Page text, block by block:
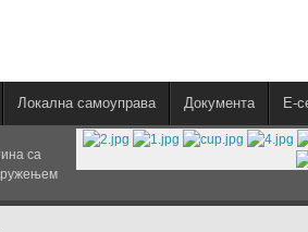
Локална самоуправа Документа E-